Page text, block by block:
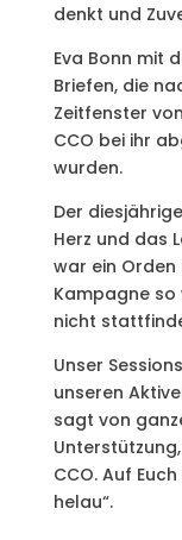
denkt und
Eva Bonn mit
Briefen, die
Zeitfenster
CCO bei ihr
wurden.
Der
Herz und das
war ein
Kampagne so
nicht
Unser
unseren
sagt von
CCO. Auf
helau“.